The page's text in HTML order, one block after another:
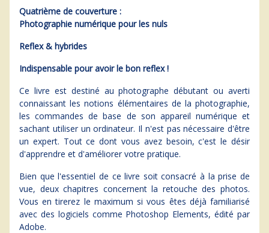
Quatrième de couverture :
Photographie numérique pour les nuls
Reflex & hybrides
Indispensable pour avoir le bon reflex !
Ce livre est destiné au photographe débutant ou averti
connaissant les notions élémentaires de la photographie,
les commandes de base de son appareil numérique et
sachant utiliser un ordinateur. Il n'est pas nécessaire d'être
un expert. Tout ce dont vous avez besoin, c'est le désir
d'apprendre et d'améliorer votre pratique.
Bien que l'essentiel de ce livre soit consacré à la prise de
vue, deux chapitres concernent la retouche des photos.
Vous en tirerez le maximum si vous êtes déjà familiarisé
avec des logiciels comme Photoshop Elements, édité par
Adobe.